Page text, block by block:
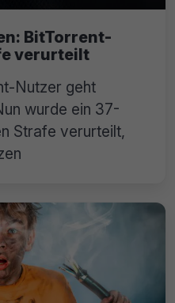
BitTorrent-
verurteilt
Nutzer geht
wurde ein 37-
Strafe verurteilt,